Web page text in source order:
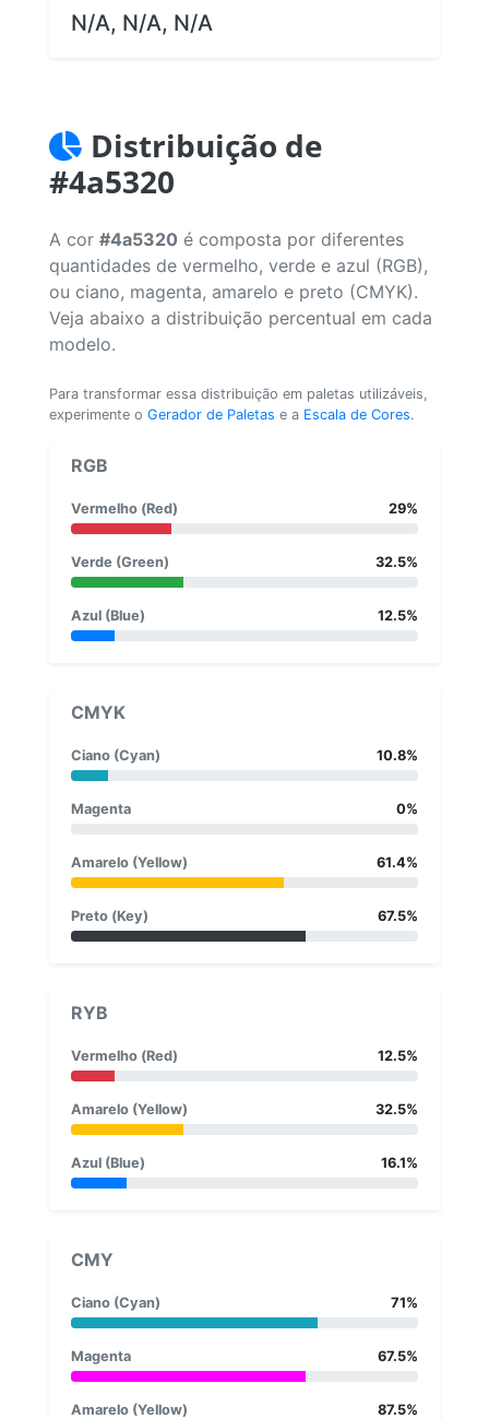
N/A, N/A, N/A
Distribuição de
#4a5320
A cor #4a5320 é composta por diferentes
quantidades de vermelho, verde e azul (RGB),
ou ciano, magenta, amarelo e preto (CMYK).
Veja abaixo a distribuição percentual em cada
modelo.
Para transformar essa distribuição em paletas utilizáveis,
experimente o Gerador de Paletas e a Escala de Cores.
RGB
Vermelho (Red) 29%
Verde (Green) 32.5%
Azul (Blue) 12.5%
CMYK
Ciano (Cyan) 10.8%
Magenta 0%
Amarelo (Yellow) 61.4%
Preto (Key) 67.5%
RYB
Vermelho (Red) 12.5%
Amarelo (Yellow) 32.5%
Azul (Blue) 16.1%
CMY
Ciano (Cyan) 71%
Magenta 67.5%
Amarelo (Yellow) 87.5%